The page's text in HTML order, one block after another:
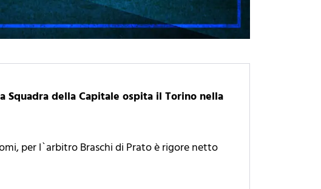
Squadra della Capitale ospita il Torino nella
per l`arbitro Braschi di Prato è rigore netto